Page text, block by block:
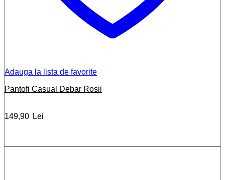
Adauga la lista de favorite
Pantofi Casual Debar Rosii
149,90 Lei